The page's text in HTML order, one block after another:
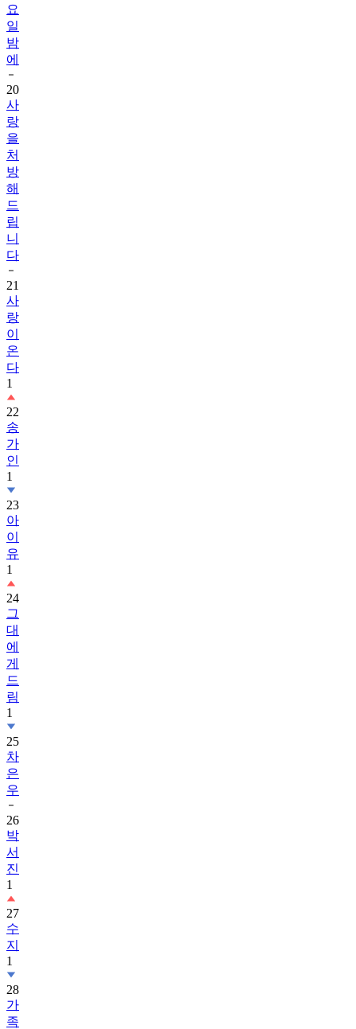
요
일
밤
에
20
사
랑
을
처
방
해
드
립
니
다
21
사
랑
이
온
다
1
22
송
가
인
1
23
아
이
유
1
24
그
대
에
게
드
림
1
25
차
은
우
26
박
서
진
1
27
수
지
1
28
가
족